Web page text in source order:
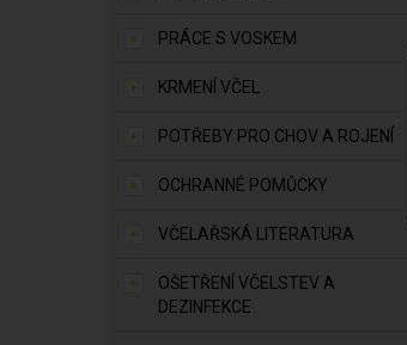
PRÁCE S VOSKEM
KRMENÍ VČEL
POTŘEBY PRO CHOV A ROJENÍ
OCHRANNÉ POMŮCKY
VČELAŘSKÁ LITERATURA
OŠETŘENÍ VČELSTEV A
DEZINFEKCE